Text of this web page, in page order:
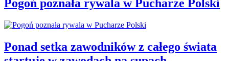
Pogoń poznała rywala w Pucharze Polski
Ponad setka zawodników z całego świata